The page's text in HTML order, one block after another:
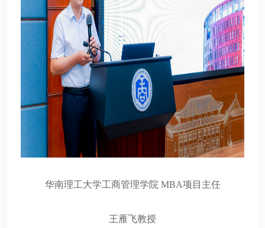
华南理工大学工商管理学院 MBA项目主任
王雁飞教授